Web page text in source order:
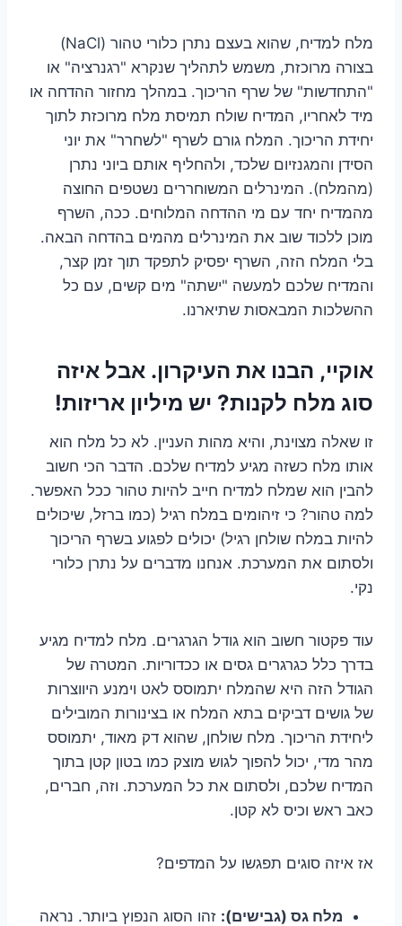
מלח למדיח, שהוא בעצם נתרן כלורי טהור (NaCl)
בצורה מרוכזת, משמש לתהליך שנקרא "רגנרציה" או
"התחדשות" של שרף הריכוך. במהלך מחזור ההדחה או
מיד לאחריו, המדיח שולח תמיסת מלח מרוכזת לתוך
יחידת הריכוך. המלח גורם לשרף "לשחרר" את יוני
הסידן והמגנזיום שלכד, ולהחליף אותם ביוני נתרן
(מהמלח). המינרלים המשוחררים נשטפים החוצה
מהמדיח יחד עם מי ההדחה המלוחים. ככה, השרף
מוכן ללכוד שוב את המינרלים מהמים בהדחה הבאה.
בלי המלח הזה, השרף יפסיק לתפקד תוך זמן קצר,
והמדיח שלכם למעשה "ישתה" מים קשים, עם כל
ההשלכות המבאסות שתיארנו.
אוקיי, הבנו את העיקרון. אבל איזה
סוג מלח לקנות? יש מיליון אריזות!
זו שאלה מצוינת, והיא מהות העניין. לא כל מלח הוא
אותו מלח כשזה מגיע למדיח שלכם. הדבר הכי חשוב
להבין הוא שמלח למדיח חייב להיות טהור ככל האפשר.
למה טהור? כי זיהומים במלח רגיל (כמו ברזל, שיכולים
להיות במלח שולחן רגיל) יכולים לפגוע בשרף הריכוך
ולסתום את המערכת. אנחנו מדברים על נתרן כלורי
נקי.
עוד פקטור חשוב הוא גודל הגרגרים. מלח למדיח מגיע
בדרך כלל כגרגרים גסים או ככדוריות. המטרה של
הגודל הזה היא שהמלח יתמוסס לאט וימנע היווצרות
של גושים דביקים בתא המלח או בצינורות המובילים
ליחידת הריכוך. מלח שולחן, שהוא דק מאוד, יתמוסס
מהר מדי, יכול להפוך לגוש מוצק כמו בטון קטן בתוך
המדיח שלכם, ולסתום את כל המערכת. וזה, חברים,
כאב ראש וכיס לא קטן.
אז איזה סוגים תפגשו על המדפים?
מלח גס (גבישים): זהו הסוג הנפוץ ביותר. נראה